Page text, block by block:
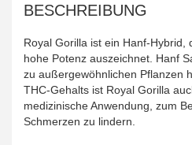
BESCHREIBUNG
Royal Gorilla ist ein Hanf-Hybrid,
hohe Potenz auszeichnet. Hanf
zu außergewöhnlichen Pflanzen
THC-Gehalts ist Royal Gorilla
medizinische Anwendung, zum
Schmerzen zu lindern.